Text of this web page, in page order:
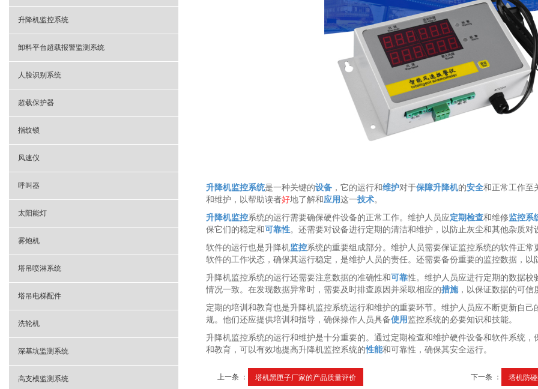
升降机监控系统是一种关键的设备 ，它的运行和维护对于保障升降机的安全和正常工作至
和维护，以帮助读者好地了解和应用这一技术。
升降机监控系统的运行需要确保硬件设备的正常工作。维护人员应定期检查和维修监控系
保它们的稳定和可靠性。还需要对设备进行定期的清洁和维护，以防止灰尘和其他杂质对
软件的运行也是升降机监控系统的重要组成部分。维护人员需要保证监控系统的软件正
软件的工作状态，确保其运行稳定，是维护人员的责任。还需要备份重要的监控数据，以
升降机监控系统的运行还需要注意数据的准确性和可靠性。维护人员应进行定期的数据
情况一致。在发现数据异常时，需要及时排查原因并采取相应的措施，以保证数据的可信
定期的培训和教育也是升降机监控系统运行和维护的重要环节。维护人员应不断更新自
规。他们还应提供培训和指导，确保操作人员具备使用 监控系统的必要知识和技能。
升降机监控系统的运行和维护是十分重要的。通过定期检查和维护硬件设备和软件系统
和教育，可以有效地提高升降机监控系统的性能和可靠性，确保其安全运行。
上一条 ： 塔机黑匣子厂家的产品质量评价 下一条 ： 塔机防
升降机监控系统
卸料平台超载报警监测系统
人脸识别系统
超载保护器
指纹锁
风速仪
呼叫器
太阳能灯
雾炮机
塔吊喷淋系统
塔吊电梯配件
洗轮机
深基坑监测系统
高支模监测系统